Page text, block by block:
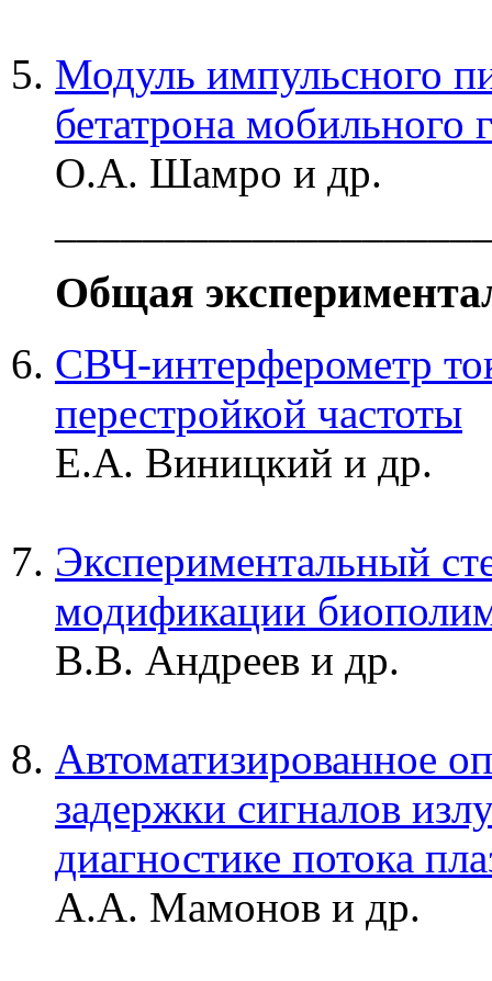
Модуль импульсного
бетатрона мобильного
О.А. Шамро и др.
Общая
СВЧ-интерферометр
перестройкой частоты
Е.А. Виницкий и др.
Экспериментальный
модификации
В.В. Андреев и др.
Автоматизированное
задержки сигналов
диагностике потока
А.А. Мамонов и др.